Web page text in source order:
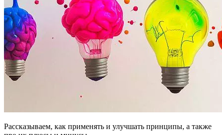
Рассказываем, как применять и улучшать принципы, а также